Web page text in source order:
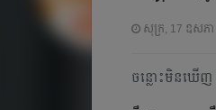
សុក្រ, 17 ឧសភា
ចន្លោះមិនឃើញ